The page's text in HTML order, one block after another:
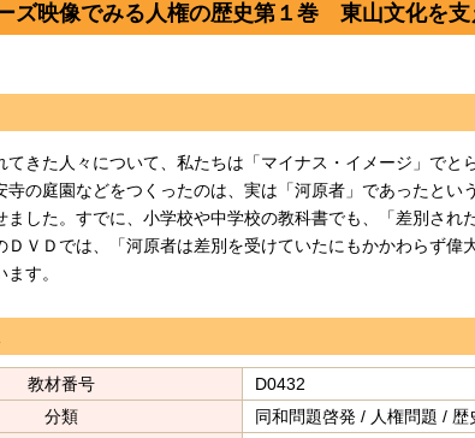
ズ映像でみる人権の歴史第１巻 東山文化を支
てきた人々について、私たちは「マイナス・イメージ」でと
寺の庭園などをつくったのは、実は「河原者」であったとい
ました。すでに、小学校や中学校の教科書でも、「差別され
ＤＶＤでは、「河原者は差別を受けていたにもかかわらず偉
す。
教材番号
D0432
分類
同和問題啓発 / 人権問題 / 歴